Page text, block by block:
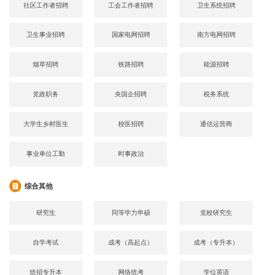
社区工作者招聘 工会工作者招聘 卫生系统招聘
卫生事业招聘 国家电网招聘 南方电网招聘
烟草招聘 铁路招聘 能源招聘
党政职务 央国企招聘 税务系统
大学生乡村医生 校医招聘 通信运营商
事业单位工勤 时事政治
综合其他
研究生 同等学力申硕 党校研究生
自学考试 成考（高起点） 成考（专升本）
统招专升本 网络统考 学位英语